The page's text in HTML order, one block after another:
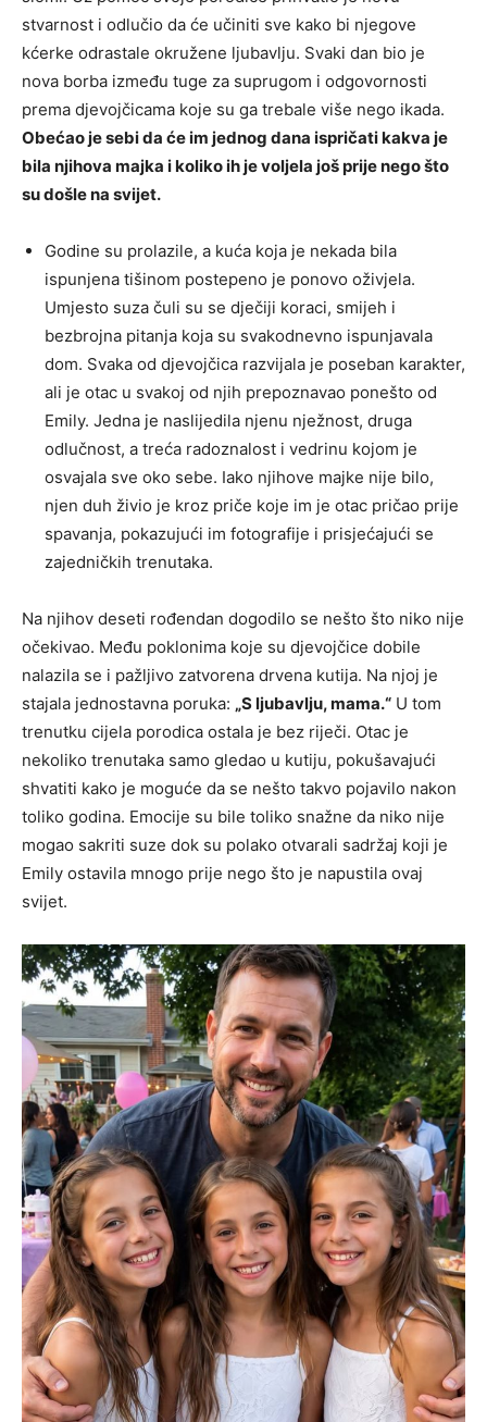
stvarnost i odlučio da će učiniti sve kako bi njegove
kćerke odrastale okružene ljubavlju. Svaki dan bio je
nova borba između tuge za suprugom i odgovornosti
prema djevojčicama koje su ga trebale više nego ikada.
Obećao je sebi da će im jednog dana ispričati kakva je
bila njihova majka i koliko ih je voljela još prije nego što
su došle na svijet.
Godine su prolazile, a kuća koja je nekada bila
ispunjena tišinom postepeno je ponovo oživjela.
Umjesto suza čuli su se dječiji koraci, smijeh i
bezbrojna pitanja koja su svakodnevno ispunjavala
dom. Svaka od djevojčica razvijala je poseban karakter,
ali je otac u svakoj od njih prepoznavao ponešto od
Emily. Jedna je naslijedila njenu nježnost, druga
odlučnost, a treća radoznalost i vedrinu kojom je
osvajala sve oko sebe. Iako njihove majke nije bilo,
njen duh živio je kroz priče koje im je otac pričao prije
spavanja, pokazujući im fotografije i prisjećajući se
zajedničkih trenutaka.
Na njihov deseti rođendan dogodilo se nešto što niko nije
očekivao. Među poklonima koje su djevojčice dobile
nalazila se i pažljivo zatvorena drvena kutija. Na njoj je
stajala jednostavna poruka: „S ljubavlju, mama.“ U tom
trenutku cijela porodica ostala je bez riječi. Otac je
nekoliko trenutaka samo gledao u kutiju, pokušavajući
shvatiti kako je moguće da se nešto takvo pojavilo nakon
toliko godina. Emocije su bile toliko snažne da niko nije
mogao sakriti suze dok su polako otvarali sadržaj koji je
Emily ostavila mnogo prije nego što je napustila ovaj
svijet.